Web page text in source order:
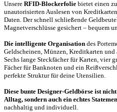
Unsere RFID-Blockerfolie bietet einen
unautorisierten Auslesen von
Daten. Der schnell schließende
Magnetverschlüsse gesichert – bequem
Die intelligente Organisation des
Geldscheinen, Münzen, Kreditkarten
Sechs lange Steckfächer für Karten, vier
Fächer für Banknoten und ein
perfekte Struktur für deine Utensilien.
Diese bunte Designer-Geldbörse ist
Alltag, sondern auch ein echtes
nachhaltig und individuell.